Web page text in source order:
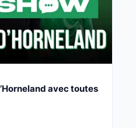
avec toutes